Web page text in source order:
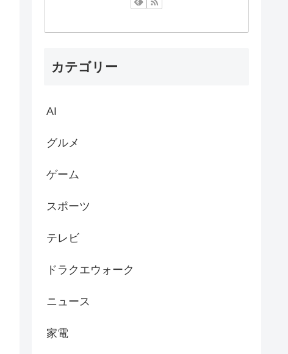
カテゴリー
AI
グルメ
ゲーム
スポーツ
テレビ
ドラクエウォーク
ニュース
家電